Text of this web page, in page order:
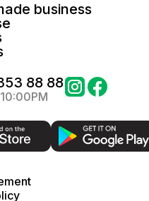
business
88 88